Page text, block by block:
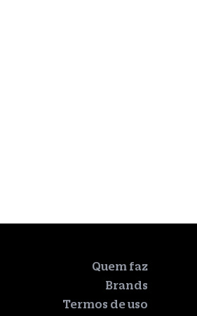
Quem faz
Brands
Termos de uso